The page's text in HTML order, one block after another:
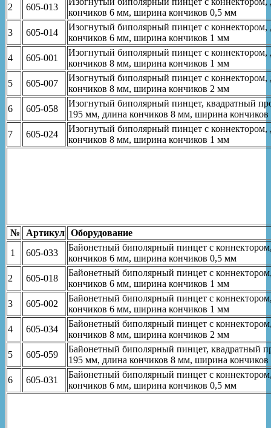
2
605-013
кончиков 6 мм, ширина кончиков 0,5 мм
3
605-014
Изогнутый биполярный пинцет с
кончиков 6 мм, ширина кончиков 1 мм
4
605-001
Изогнутый биполярный пинцет с
кончиков 8 мм, ширина кончиков 1 мм
5
605-007
Изогнутый биполярный пинцет с
кончиков 8 мм, ширина кончиков 2 мм
6
605-058
Изогнутый биполярный пинцет, квадратный
195 мм, длина кончиков 8 мм, ширина
7
605-024
Изогнутый биполярный пинцет с
кончиков 8 мм, ширина кончиков 1 мм
№ Артикул Оборудование
1
605-033
Байонетный биполярный пинцет с
кончиков 6 мм, ширина кончиков 0,5 мм
2
605-018
Байонетный биполярный пинцет с
кончиков 6 мм, ширина кончиков 1 мм
3
605-002
Байонетный биполярный пинцет с
кончиков 6 мм, ширина кончиков 1 мм
4
605-034
Байонетный биполярный пинцет с
кончиков 8 мм, ширина кончиков 2 мм
5
605-059
Байонетный биполярный пинцет, квадратный
195 мм, длина кончиков 8 мм, ширина
6
605-031
Байонетный биполярный пинцет с
кончиков 6 мм, ширина кончиков 0,5 мм